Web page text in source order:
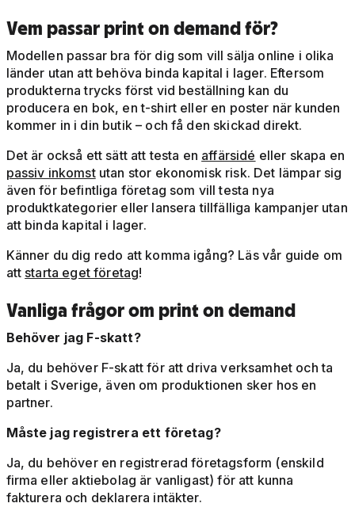
Vem passar print on demand för?
Modellen passar bra för dig som vill sälja online i olika
länder utan att behöva binda kapital i lager. Eftersom
produkterna trycks först vid beställning kan du
producera en bok, en t-shirt eller en poster när kunden
kommer in i din butik – och få den skickad direkt.
Det är också ett sätt att testa en affärsidé eller skapa en
passiv inkomstutan stor ekonomisk risk. Det lämpar sig
även för befintliga företag som vill testa nya
produktkategorier eller lansera tillfälliga kampanjer utan
att binda kapital i lager.
Känner du dig redo att komma igång? Läs vår guide om
att starta eget företag!
Vanliga frågor om print on demand
Behöver jag F-skatt?
Ja, du behöver F-skatt för att driva verksamhet och ta
betalt i Sverige, även om produktionen sker hos en
partner.
Måste jag registrera ett företag?
Ja, du behöver en registrerad företagsform (enskild
firma eller aktiebolag är vanligast) för att kunna
fakturera och deklarera intäkter.